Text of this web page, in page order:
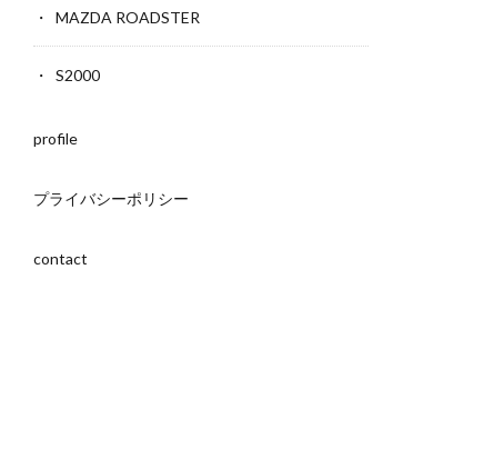
MAZDA ROADSTER
S2000
profile
プライバシーポリシー
contact